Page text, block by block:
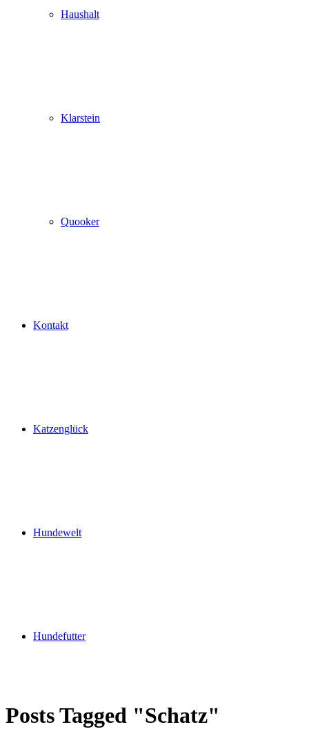
Haushalt
Klarstein
Quooker
Kontakt
Katzenglück
Hundewelt
Hundefutter
Posts Tagged "Schatz"